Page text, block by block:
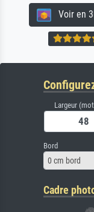
Voir en
Largeur
Bord
0 cm bord
Cadre